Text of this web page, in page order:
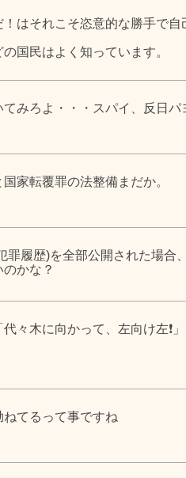
はそれこそ恣意的な勝手で
国民はよく知っています。
てみろよ・・・スパイ、反日パ
家転覆罪の法整備まだか。
罪履歴)を全部公開された場合
かな？
々木に向かって、左向け左❗」
てるって事ですね